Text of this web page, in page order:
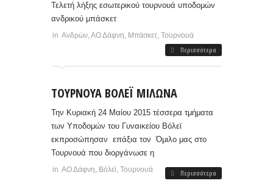
Τελετή λήξης εσωτερικού τουρνουά υποδομών
ανδρικού μπάσκετ
in Ανδρών ΑΟ Δάφνη Μπάσκετ Τουρνουά
Περισσότερα
ΤΟΥΡΝΟΥΑ ΒΟΛΕΪ ΜΙΛΩΝΑ
Την Κυριακή 24 Μαίου 2015 τέσσερα τμήματα
των Υποδομών του Γυναικείου Βόλεϊ
εκπροσώπησαν επάξια τον Όμιλο μας στο
Τουρνουά που διοργάνωσε η
in ΑΟ Δάφνη Βόλεϊ Τουρνουά Περισσότερα